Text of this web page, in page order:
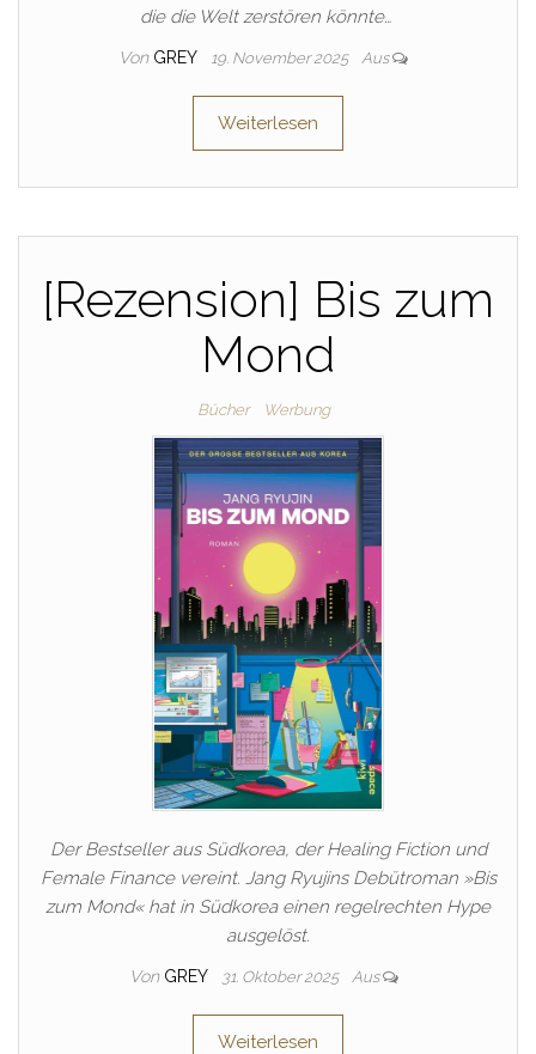
die die Welt zerstören könnte…
Von GREY 19. November 2025 Aus
Weiterlesen
[Rezension] Bis zum
Mond
Bücher Werbung
Der Bestseller aus Südkorea, der Healing Fiction und
Female Finance vereint. Jang Ryujins Debütroman »Bis
zum Mond« hat in Südkorea einen regelrechten Hype
ausgelöst.
Von GREY 31. Oktober 2025 Aus
Weiterlesen